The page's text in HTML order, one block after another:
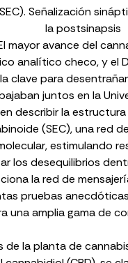
Señalización
la postsinapsis
mayor avance del
analítico checo, y el
clave para
juntos en la
describir la
(SEC), una red
estimulando
los desequilibrios
la red de
pruebas
una amplia gama de
la planta de